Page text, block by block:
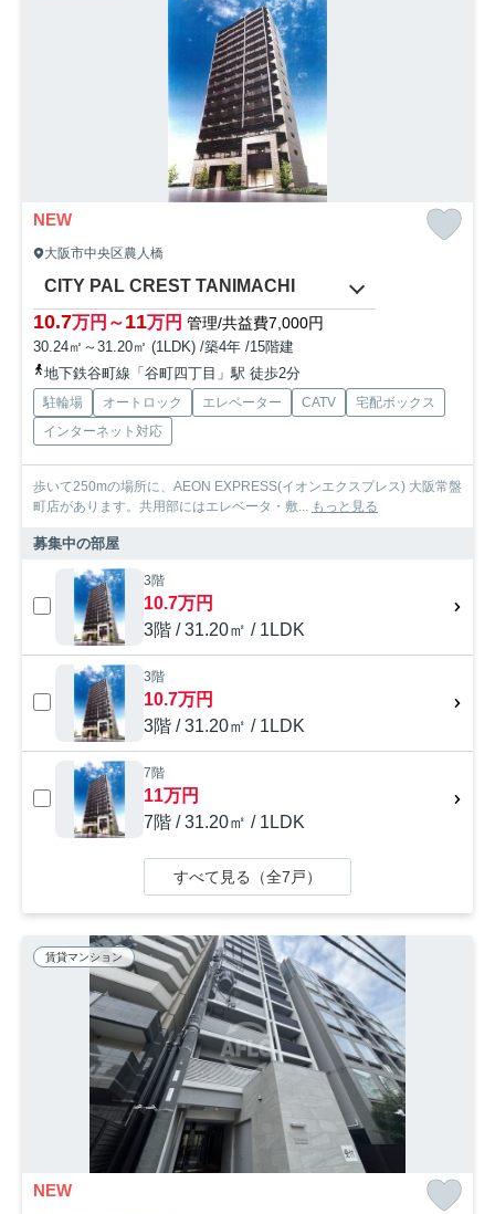
NEW
大阪市中央区農人橋
CITY PAL CREST TANIMACHI
10.7万円～11万円 管理/共益費7,000円
30.24㎡～31.20㎡ (1LDK) /築4年 /15階建
地下鉄谷町線「谷町四丁目」駅 徒歩2分
駐輪場 オートロック エレベーター CATV
宅配ボックス
インターネット対応
歩いて250mの場所に、AEON EXPRESS(イオンエクスプレス) 大阪常盤
町店があります。共用部にはエレベータ・敷...
もっと見る
募集中の部屋
3階
10.7万円
3階 / 31.20㎡ / 1LDK
3階
10.7万円
3階 / 31.20㎡ / 1LDK
7階
11万円
7階 / 31.20㎡ / 1LDK
すべて見る（全7戸）
賃貸マンション
NEW